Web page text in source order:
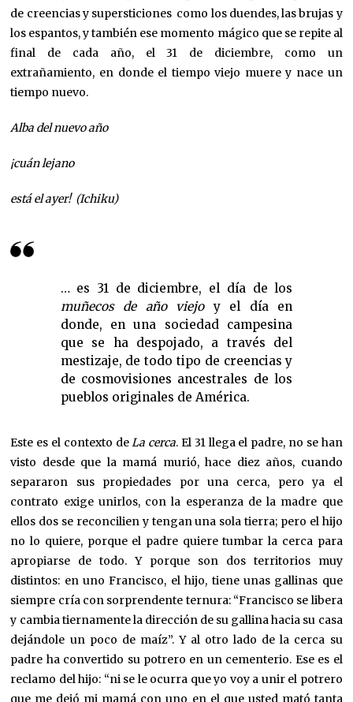
de creencias y supersticiones como los duendes, las brujas y
los espantos, y también ese momento mágico que se repite al
final de cada año, el 31 de diciembre, como un
extrañamiento, en donde el tiempo viejo muere y nace un
tiempo nuevo.
Alba del nuevo año
¡cuán lejano
está el ayer! (Ichiku)
… es 31 de diciembre, el día de los
muñecos de año viejoy el día en
donde, en una sociedad campesina
que se ha despojado, a través del
mestizaje, de todo tipo de creencias y
de cosmovisiones ancestrales de los
pueblos originales de América.
Este es el contexto deLa cerca. El 31 llega el padre, no se han
visto desde que la mamá murió, hace diez años, cuando
separaron sus propiedades por una cerca, pero ya el
contrato exige unirlos, con la esperanza de la madre que
ellos dos se reconcilien y tengan una sola tierra; pero el hijo
no lo quiere, porque el padre quiere tumbar la cerca para
apropiarse de todo. Y porque son dos territorios muy
distintos: en uno Francisco, el hijo, tiene unas gallinas que
siempre cría con sorprendente ternura: “Francisco se libera
y cambia tiernamente la dirección de su gallina hacia su casa
dejándole un poco de maíz”. Y al otro lado de la cerca su
padre ha convertido su potrero en un cementerio. Ese es el
reclamo del hijo: “ni se le ocurra que yo voy a unir el potrero